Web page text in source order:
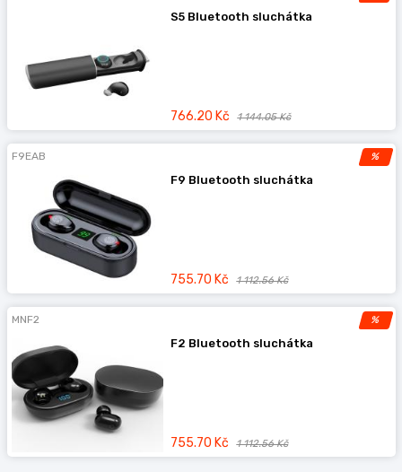
S5 Bluetooth sluchátka
766.20 Kč 1 144.05 Kč
%
F9EAB
F9 Bluetooth sluchátka
755.70 Kč 1 112.56 Kč
%
MNF2
F2 Bluetooth sluchátka
755.70 Kč 1 112.56 Kč